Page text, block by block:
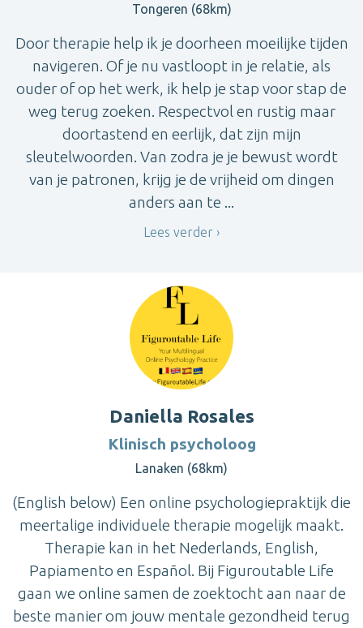
Tongeren (68km)
Door therapie help ik je doorheen moeilijke tijden
navigeren. Of je nu vastloopt in je relatie, als
ouder of op het werk, ik help je stap voor stap de
weg terug zoeken. Respectvol en rustig maar
doortastend en eerlijk, dat zijn mijn
sleutelwoorden. Van zodra je je bewust wordt
van je patronen, krijg je de vrijheid om dingen
anders aan te ...
Lees verder
Daniella Rosales
Klinisch psycholoog
Lanaken (68km)
(English below) Een online psychologiepraktijk die
meertalige individuele therapie mogelijk maakt.
Therapie kan in het Nederlands, English,
Papiamento en Español. Bij Figuroutable Life
gaan we online samen de zoektocht aan naar de
beste manier om jouw mentale gezondheid terug